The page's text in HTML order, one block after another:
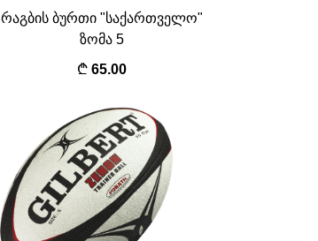
რაგბის ბურთი "საქართველო"
ზომა 5
65.00